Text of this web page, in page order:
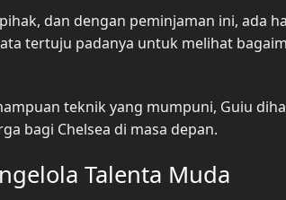
dan dengan peminjaman ini, ada
tertuju padanya untuk melihat
teknik yang mumpuni, Guiu
bagi Chelsea di masa depan.
Talenta Muda